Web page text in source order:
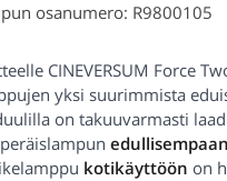
osanumero: R9800105
CINEVERSUM Force
yksi suurimmista
on takuuvarmasti
kotikäyttöön on